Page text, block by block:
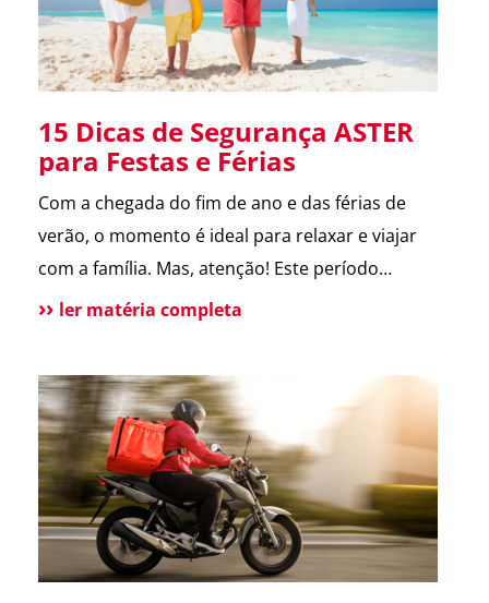
15 Dicas de Segurança ASTER
para Festas e Férias
Com a chegada do fim de ano e das férias de
verão, o momento é ideal para relaxar e viajar
com a família. Mas, atenção! Este período
também é marcado por um aumento de
segurança que destacamos ao longo de 2024.
Confira […]
ler matéria completa